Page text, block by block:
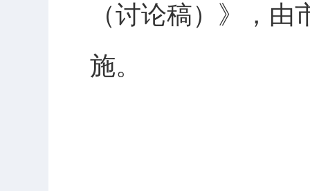
（讨论稿）》，
施。